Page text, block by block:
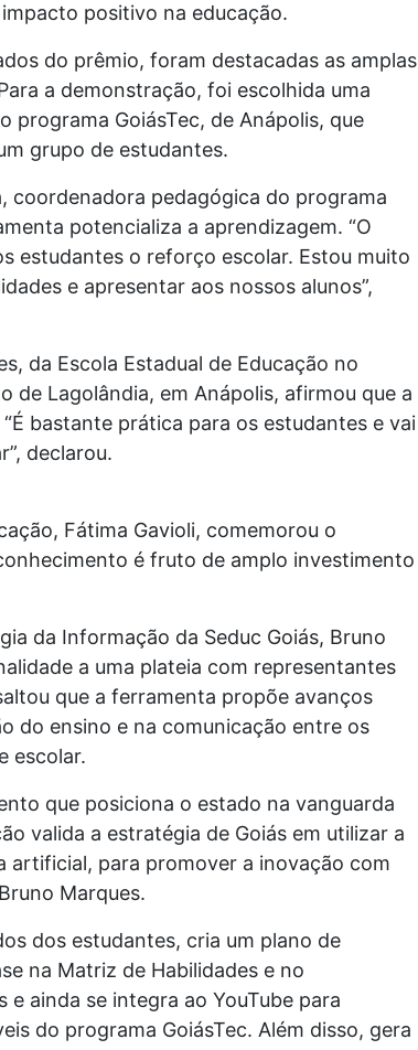
positivo na educação.
do prêmio, foram destacadas as amplas
a demonstração, foi escolhida uma
programa GoiásTec, de Anápolis, que
grupo de estudantes.
coordenadora pedagógica do programa
potencializa a aprendizagem. “O
estudantes o reforço escolar. Estou muito
e apresentar aos nossos alunos”,
da Escola Estadual de Educação no
de Lagolândia, em Anápolis, afirmou que a
bastante prática para os estudantes e vai
declarou.
Fátima Gavioli, comemorou o
é fruto de amplo investimento
da Informação da Seduc Goiás, Bruno
a uma plateia com representantes
que a ferramenta propõe avanços
do ensino e na comunicação entre os
escolar.
que posiciona o estado na vanguarda
valida a estratégia de Goiás em utilizar a
artificial, para promover a inovação com
Marques.
dos estudantes, cria um plano de
na Matriz de Habilidades e no
e ainda se integra ao YouTube para
do programa GoiásTec. Além disso, gera